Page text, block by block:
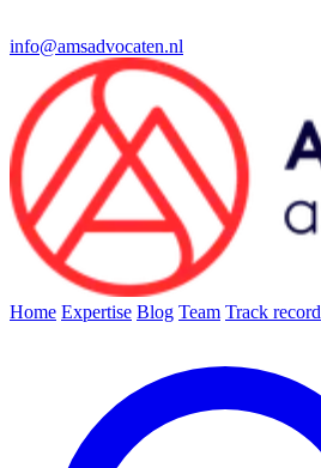
info@amsadvocaten.nl
Home Expertise Blog Team Track record